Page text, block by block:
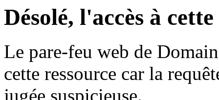
Désolé, l'accès à
Le pare-feu web de
cette ressource car la
jugée suspicieuse.